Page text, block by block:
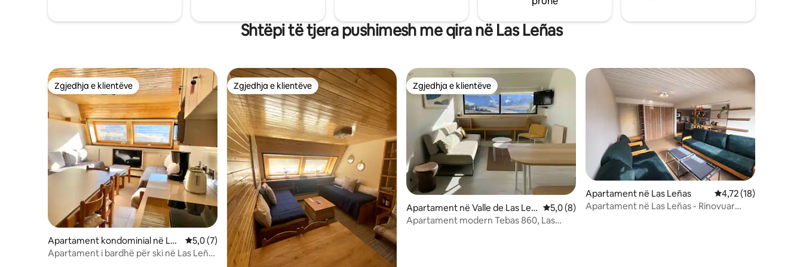
Shtëpi të tjera pushimesh me qira në Las Leñas
Zgjedhja e klientëve
Zgjedhja e klientëve
Apartament kondominial në Las
Leñas
Vlerësimi mesatar 5,0 nga 5, 7 vlerësime
5,0 (7)
Apartament i bardhë për ski në Las Leñas
Zgjedhja e klientëve
Zgjedhja e klientëve Zgjedhja e klientëve
Zgjedhja e klientëve
Apartament në Valle de Las Leñ
as
Vlerësimi mesatar 5,0 nga 5, 8 vlerësime
5,0 (8)
Apartament modern Tebas 860, Las
Apartament në Las Leñas Vlerësimi mesatar
4,72 (18)
Apartament në Las Leñas - Rinovuar